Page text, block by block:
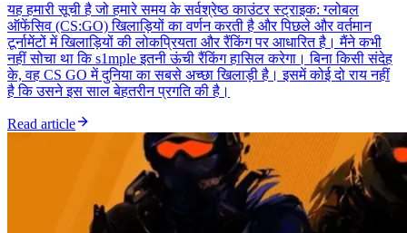
यह हमारी सूची है जो हमारे समय के सर्वश्रेष्ठ काउंटर स्ट्राइक: ग्लोबल
ऑफेंसिव (CS:GO) खिलाड़ियों का वर्णन करती है और पिछले और वर्तमान
टूर्नामेंटों में खिलाड़ियों की लोकप्रियता और रैंकिंग पर आधारित है। मैंने कभी
नहीं सोचा था कि s1mple इतनी ऊंची रैंकिंग हासिल करेगा। बिना किसी संदेह
के, वह CS GO में दुनिया का सबसे अच्छा खिलाड़ी है। इसमें कोई दो राय नहीं
है कि उसने इस साल बेहतरीन प्रगति की है।
Read article